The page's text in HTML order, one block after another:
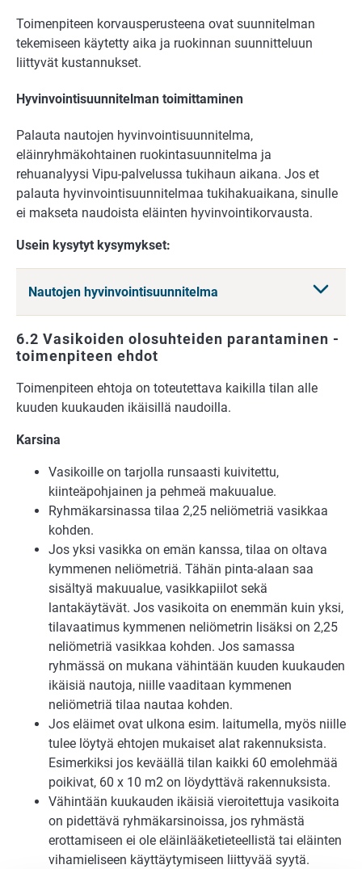
Toimenpiteen korvausperusteena ovat suunnitelman
tekemiseen käytetty aika ja ruokinnan suunnitteluun
liittyvät kustannukset.
Hyvinvointisuunnitelman toimittaminen
Palauta nautojen hyvinvointisuunnitelma,
eläinryhmäkohtainen ruokintasuunnitelma ja
rehuanalyysi Vipu-palvelussa tukihaun aikana. Jos et
palauta hyvinvointisuunnitelmaa tukihakuaikana, sinulle
ei makseta naudoista eläinten hyvinvointikorvausta.
Usein kysytyt kysymykset:
Nautojen hyvinvointisuunnitelma
6.2 Vasikoiden olosuhteiden parantaminen -
toimenpiteen ehdot
Toimenpiteen ehtoja on toteutettava kaikilla tilan alle
kuuden kuukauden ikäisillä naudoilla.
Karsina
Vasikoille on tarjolla runsaasti kuivitettu,
kiinteäpohjainen ja pehmeä makuualue.
Ryhmäkarsinassa tilaa 2,25 neliömetriä vasikkaa
kohden.
Jos yksi vasikka on emän kanssa, tilaa on oltava
kymmenen neliömetriä. Tähän pinta-alaan saa
sisältyä makuualue, vasikkapiilot sekä
lantakäytävät. Jos vasikoita on enemmän kuin yksi,
tilavaatimus kymmenen neliömetrin lisäksi on 2,25
neliömetriä vasikkaa kohden. Jos samassa
ryhmässä on mukana vähintään kuuden kuukauden
ikäisiä nautoja, niille vaaditaan kymmenen
neliömetriä tilaa nautaa kohden.
Jos eläimet ovat ulkona esim. laitumella, myös niille
tulee löytyä ehtojen mukaiset alat rakennuksista.
Esimerkiksi jos keväällä tilan kaikki 60 emolehmää
poikivat, 60 x 10 m2 on löydyttävä rakennuksista.
Vähintään kuukauden ikäisiä vieroitettuja vasikoita
on pidettävä ryhmäkarsinoissa, jos ryhmästä
erottamiseen ei ole eläinlääketieteellistä tai eläinten
vihamieliseen käyttäytymiseen liittyvää syytä.